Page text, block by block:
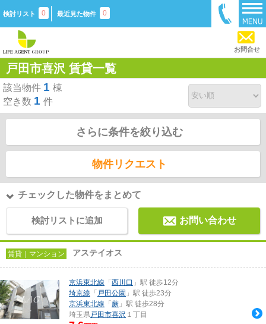
検討リスト 0 最近見た物件 0
お問合せ
戸田市喜沢 賃貸一覧
該当物件 1 棟
空き数 1 件
さらに条件を絞り込む
物件リクエスト
チェックした物件をまとめて
検討リストに追加 お問い合わせ
賃貸｜マンション アステイオス
京浜東北線 「 西川口 」駅 徒歩12分
埼京線 「 戸田公園 」駅 徒歩23分
京浜東北線 「 蕨 」駅 徒歩28分
埼玉県戸田市喜沢 １丁目